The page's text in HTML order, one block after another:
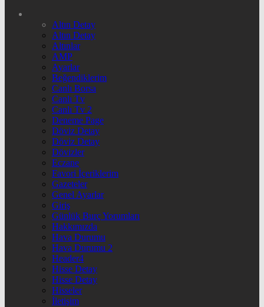
Altın Detay
Altın Detay
Altınlar
AMP
Ayarlar
Beğendiklerim
Canlı Borsa
Canlı Tv
Canlı Tv 2
Deneme Page
Döviz Detay
Döviz Detay
Dövizler
Eczane
Favori İçeriklerim
Gazeteler
Genel Ayarlar
Giriş
Günlük Burç Yorumları
Hakkımızda
Hava Durumu
Hava Durumu 2
Header4
Hisse Detay
Hisse Detay
Hisseler
İletişim